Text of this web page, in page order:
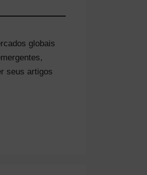
globais
seus artigos